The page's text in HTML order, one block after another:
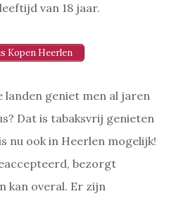
van 18 jaar.
Kopen Heerlen
landen geniet men al jaren
Dat is tabaksvrij genieten
nu ook in Heerlen mogelijk!
bezorgt
kan overal. Er zijn